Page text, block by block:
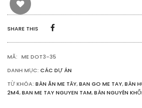
SHARE THIS
MÃ: ME DOT3-35
DANH MỤC: CÁC DỰ ÁN
TỪ KHÓA: BÀN ĂN ME TÂY,BAN GO ME TAY,BÀN
2M4,BAN ME TAY NGUYEN TAM,BÀN NGUYÊN KHỐI